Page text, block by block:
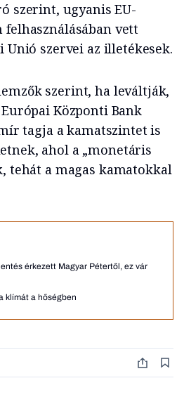
szerint, ugyanis EU-
felhasználásában vett
Unió szervei az illetékesek.
szerint, ha leváltják,
Központi Bank
tagja a kamatszintet is
ahol a „monetáris
tehát a magas kamatokkal
érkezett Magyar Pétertől, ez vár
klímát a hőségben